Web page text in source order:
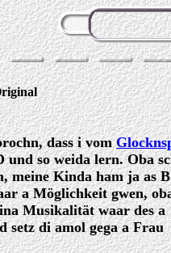
dass i vom
und so weida lern. Oba
meine Kinda ham ja as B
a Möglichkeit gwen,
Musikalität waar des a
setz di amol gega a Frau